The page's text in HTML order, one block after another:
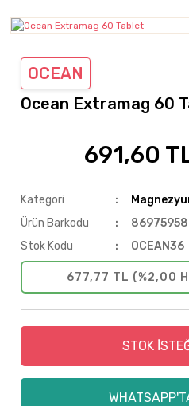
OCEAN
Ocean Extramag 60
691,60
Kategori
Ürün Barkodu
Stok Kodu
OCEAN36
677,77 TL (%2,00
STOK